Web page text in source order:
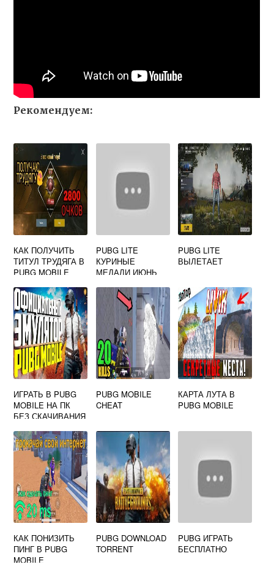
Рекомендуем:
КАК ПОЛУЧИТЬ
ТИТУЛ ТРУДЯГА В
PUBG MOBILE
PUBG LITE
КУРИНЫЕ
МЕДАЛИ ИЮНЬ
PUBG LITE
ВЫЛЕТАЕТ
ИГРАТЬ В PUBG
MOBILE НА ПК
БЕЗ СКАЧИВАНИЯ
PUBG MOBILE
CHEAT
КАРТА ЛУТА В
PUBG MOBILE
КАК ПОНИЗИТЬ
ПИНГ В PUBG
MOBILE
PUBG DOWNLOAD
TORRENT
PUBG ИГРАТЬ
БЕСПЛАТНО